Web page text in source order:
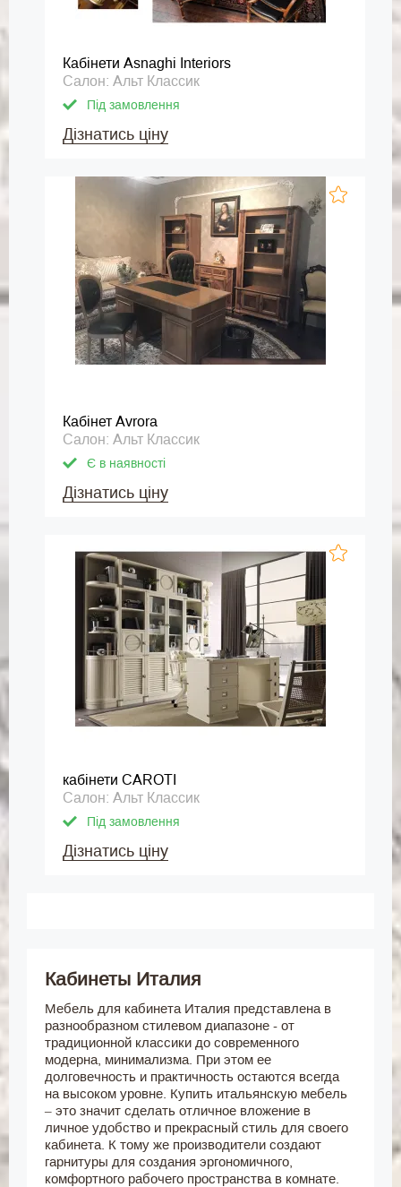
Кабінети Asnaghi Interiors
Салон: Альт Классик
Під замовлення
Дізнатись ціну
Кабінет Avrora
Салон: Альт Классик
Є в наявності
Дізнатись ціну
кабінети CAROTI
Салон: Альт Классик
Під замовлення
Дізнатись ціну
Кабинеты Италия
Мебель для кабинета Италия представлена в
разнообразном стилевом диапазоне - от
традиционной классики до современного
модерна, минимализма. При этом ее
долговечность и практичность остаются всегда
на высоком уровне. Купить итальянскую мебель
– это значит сделать отличное вложение в
личное удобство и прекрасный стиль для своего
кабинета. К тому же производители создают
гарнитуры для создания эргономичного,
комфортного рабочего пространства в комнате.